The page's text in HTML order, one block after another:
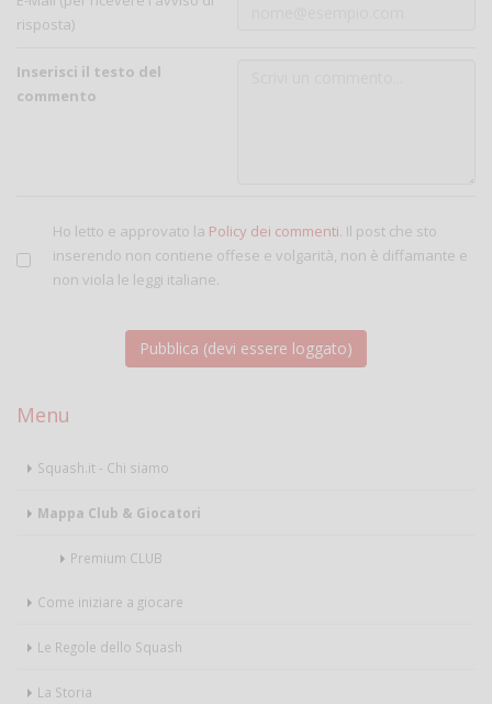
risposta)
Inserisci il testo del
commento
Ho letto e approvato la Policy dei commenti. Il post che sto
inserendo non contiene offese e volgarità, non è diffamante e
non viola le leggi italiane.
Menu
Squash.it - Chi siamo
Mappa Club & Giocatori
Premium CLUB
Come iniziare a giocare
Le Regole dello Squash
La Storia